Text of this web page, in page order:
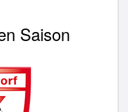
Saison